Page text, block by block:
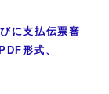
に支払伝票審
形式、